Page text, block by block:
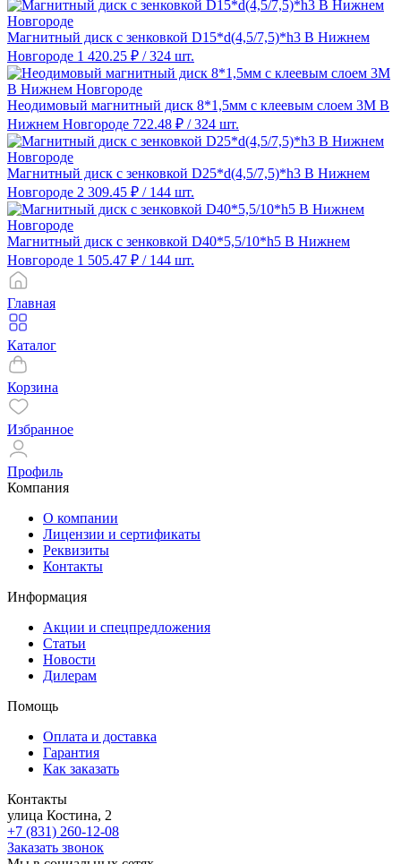
Магнитный диск с зенковкой D15*d(4,5/7,5)*h3 В Нижнем
Новгороде 1 420.25 ₽ / 324 шт.
Неодимовый магнитный диск 8*1,5мм с клеевым слоем 3М В
Нижнем Новгороде 722.48 ₽ / 324 шт.
Магнитный диск с зенковкой D25*d(4,5/7,5)*h3 В Нижнем
Новгороде 2 309.45 ₽ / 144 шт.
Магнитный диск с зенковкой D40*5,5/10*h5 В Нижнем
Новгороде 1 505.47 ₽ / 144 шт.
Главная
Каталог
Корзина
Избранное
Профиль
Компания
О компании
Лицензии и сертификаты
Реквизиты
Контакты
Информация
Акции и спецпредложения
Статьи
Новости
Дилерам
Помощь
Оплата и доставка
Гарантия
Как заказать
Контакты
улица Костина, 2
+7 (831) 260-12-08
Заказать звонок